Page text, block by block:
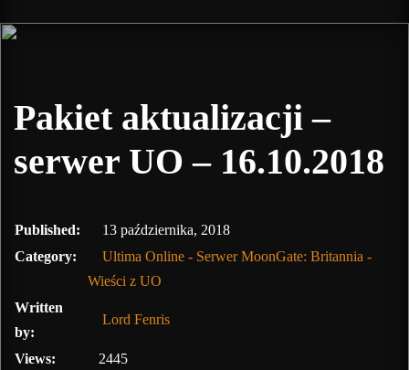
Pakiet aktualizacji –
serwer UO – 16.10.2018
11 lutego, 2020
Published:
13 października, 2018
Category:
Ultima Online - Serwer MoonGate: Britannia -
Wieści z UO
Written
by:
Lord Fenris
Views:
2445